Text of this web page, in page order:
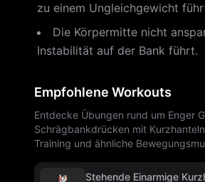
zu einem Ungleichgewicht
Die Körpermitte nicht
Instabilität auf der Bank führt.
Empfohlene Workouts
Entdecke Übungen rund um Enger
Schrägbankdrücken mit
Training und ähnliche
Stehende Einarmige